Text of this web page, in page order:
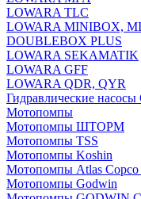
LOWARA TLC
LOWARA MINIBOX,
DOUBLEBOX PLUS
LOWARA SEKAMATIK
LOWARA GFF
LOWARA QDR, QYR
Гидравлические
Мотопомпы
Мотопомпы ШТОРМ
Мотопомпы TSS
Мотопомпы Koshin
Мотопомпы Atlas Copco
Мотопомпы Godwin